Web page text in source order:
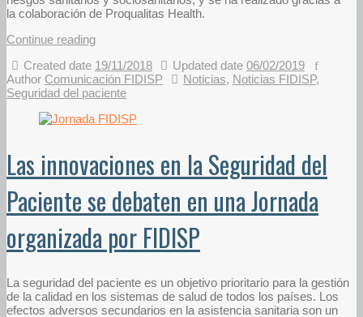
la colaboración de Proqualitas Health.
Continue reading
Created date 19/11/2018 Updated date 06/02/2019
Author Comunicación FIDISP Noticias, Noticias FIDISP,
Seguridad del paciente
Las innovaciones en la Seguridad del
Paciente se debaten en una Jornada
organizada por FIDISP
La seguridad del paciente es un objetivo prioritario para la gestión
de la calidad en los sistemas de salud de todos los países. Los
efectos adversos secundarios en la asistencia sanitaria son un